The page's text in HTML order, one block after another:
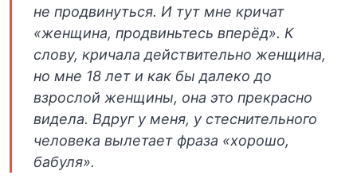
не продвинуться. И тут мне кричат
«женщина, продвиньтесь вперёд». К
слову, кричала действительно женщина,
но мне 18 лет и как бы далеко до
взрослой женщины, она это прекрасно
видела. Вдруг у меня, у стеснительного
человека вылетает фраза «хорошо,
бабуля».